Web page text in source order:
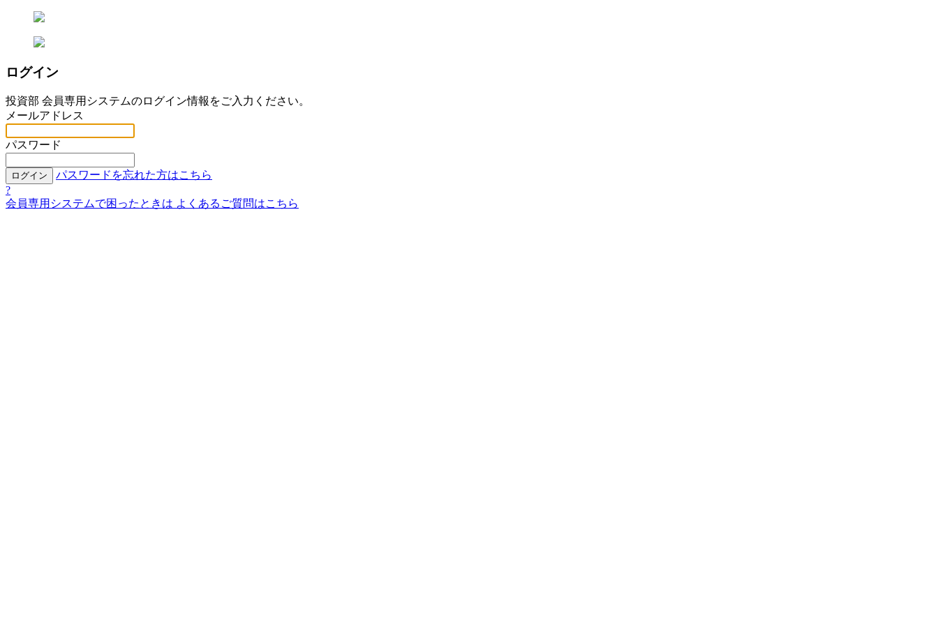
ログイン
投資部 会員専用システムのログイン情報をご入力ください。
メールアドレス
パスワード
ログイン
パスワードを忘れた方はこちら
?
会員専用システムで困ったときは よくあるご質問はこちら